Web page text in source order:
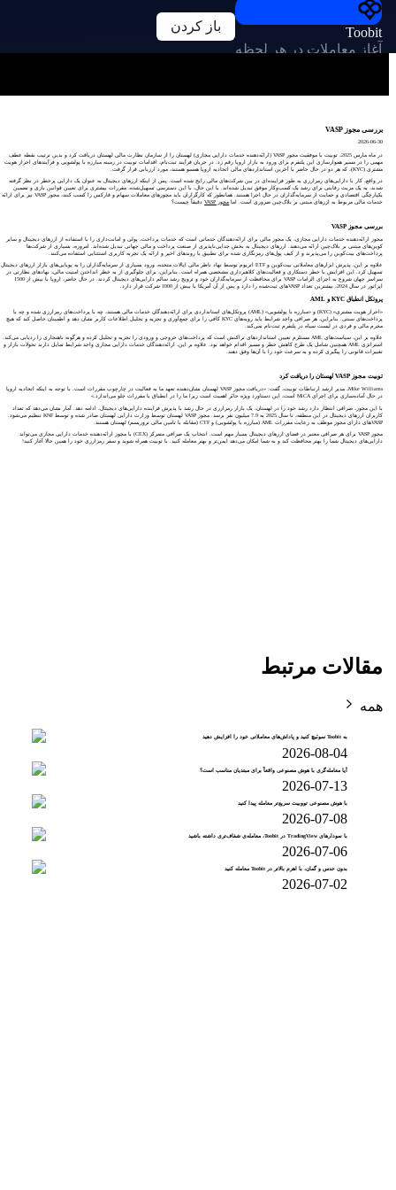
Toobit
آغاز معاملات در هر لحظه
باز کردن
بررسی مجوز VASP
2026-06-30
در ماه مارس 2025، توبیت با موفقیت مجوز VASP (ارائه‌دهنده خدمات دارایی مجازی) لهستان را از سازمان نظارت مالی لهستان دریافت کرد و بدین ترتیب نقطه عطف
مهمی را در مسیر هموارسازی این پلتفرم برای ورود به بازار اروپا رقم زد. در جریان فرآیند ثبت‌نام، اقدامات توبیت در زمینه مبارزه با پولشویی و فرآیندهای احراز هویت
مشتری (KYC)، که هر دو در حال حاضر با آخرین استانداردهای مالی اتحادیه اروپا همسو هستند، مورد ارزیابی قرار گرفت.
در واقع، کار با دارایی‌های رمزارزی به طور فزاینده‌ای در بین شرکت‌های مالی رایج شده است. پس از اینکه ارزهای دیجیتال به عنوان یک دارایی پرخطر در نظر گرفته
شدند، به یک مزیت رقابتی برای رشد یک کسب‌وکار موفق تبدیل شده‌اند. با این حال، با این دسترسی تسهیل‌شده، مقررات بیشتری برای تعیین قوانین بازی و تضمین
یکپارچگی اقتصادی و حمایت از سرمایه‌گذاران در حال اجرا هستند. همانطور که کارگزاران باید مجوزهای معاملات سهام و فارکس را کسب کنند، مجوز VASP نیز برای ارائه
خدمات مالی مربوط به ارزهای مبتنی بر بلاک‌چین ضروری است. اما مجوز VASP دقیقاً چیست؟
بررسی مجوز VASP
مجوز ارائه‌دهنده خدمات دارایی مجازی، یک مجوز مالی برای ارائه‌دهندگان خدماتی است که خدمات پرداخت، پولی و امانت‌داری را با استفاده از ارزهای دیجیتال و سایر
کوین‌های مبتنی بر بلاک‌چین ارائه می‌دهند. ارزهای دیجیتال به بخش جدایی‌ناپذیری از صنعت پرداخت و مالی جهانی تبدیل شده‌اند. امروزه، بسیاری از شرکت‌ها
پرداخت‌های بیت‌کوین را می‌پذیرند و از کیف پول‌های رمزنگاری شده برای تطبیق با روندهای اخیر و ارائه یک تجربه کاربری استثنایی استفاده می‌کنند.
علاوه بر این، پذیرش ابزارهای معاملاتی بیت‌کوین و ETF اتریوم توسط نهاد ناظر مالی ایالات متحده، ورود بسیاری از سرمایه‌گذاران را به پویایی‌های بازار ارزهای دیجیتال
تسهیل کرد. این افزایش با خطر دستکاری و فعالیت‌های کلاهبرداری مشخصی همراه است. بنابراین، برای جلوگیری از به خطر انداختن امنیت مالی، نهادهای نظارتی در
سراسر جهان شروع به اجرای الزامات VASP برای محافظت از سرمایه‌گذاران خود و ترویج رشد سالم دارایی‌های دیجیتال کردند. در حال حاضر، اروپا با بیش از 1500
اپراتور در سال 2024، بیشترین تعداد VASP‌های ثبت‌شده را دارد و پس از آن آمریکا با بیش از 1000 شرکت قرار دارد.
پروتکل انطباق KYC و AML
«احراز هویت مشتری» (KYC) و «مبارزه با پولشویی» (AML) پروتکل‌های استانداردی برای ارائه‌دهندگان خدمات مالی هستند، چه با پرداخت‌های رمزارزی شده و چه با
پرداخت‌های سنتی. بنابراین، هر صرافی واجد شرایط باید رویه‌های KYC کافی را برای جمع‌آوری و تجزیه و تحلیل اطلاعات کاربر نشان دهد و اطمینان حاصل کند که هیچ
مجرم مالی و فردی در لیست سیاه در پلتفرم ثبت‌نام نمی‌کند.
علاوه بر این، سیاست‌های AML مستلزم تعیین استانداردهای تراکنش است که پرداخت‌های خروجی و ورودی را تجزیه و تحلیل کرده و هرگونه ناهنجاری را ردیابی می‌کند.
استراتژی AML همچنین شامل یک طرح کاهش خطر و مسیر اقدام خواهد بود. علاوه بر این، ارائه‌دهندگان خدمات دارایی مجازی واجد شرایط تمایل دارند تحولات بازار و
تغییرات قانونی را پیگیری کرده و به سرعت خود را با آن‌ها وفق دهند.
توبیت مجوز VASP لهستان را دریافت کرد
Mike Williams، مدیر ارشد ارتباطات توبیت، گفت: «دریافت مجوز VASP لهستان نشان‌دهنده تعهد ما به فعالیت در چارچوب مقررات است. با توجه به اینکه اتحادیه اروپا
در حال آماده‌سازی برای اجرای MiCA است، این دستاورد ویژه حائز اهمیت است زیرا ما را در انطباق با مقررات جلو می‌اندازد.»
با این مجوز، صرافی انتظار دارد رشد خود را در لهستان، یک بازار رمزارزی در حال رشد با پذیرش فزاینده دارایی‌های دیجیتال، ادامه دهد. آمار نشان می‌دهد که تعداد
کاربران ارزهای دیجیتال در این منطقه، تا سال 2025 به 7.9 میلیون نفر برسد. مجوز VASP لهستان توسط وزارت دارایی لهستان صادر شده و توسط KNF تنظیم می‌شود.
VASP‌های دارای مجوز موظف به رعایت مقررات AML (مبارزه با پولشویی) و CTF (مقابله با تامین مالی تروریسم) لهستان هستند.
مجوز VASP برای هر صرافی معتبر در فضای ارزهای دیجیتال بسیار مهم است. انتخاب یک صرافی متمرکز (CEX) با مجوز ارائه‌دهنده خدمات دارایی مجازی می‌تواند
دارایی‌های دیجیتال شما را بهتر محافظت کند و به شما امکان می‌دهد ایمن‌تر و بهتر معامله کنید. با توبیت همراه شوید و سفر رمزارزی خود را همین حالا آغاز کنید!
مقالات مرتبط
همه
به Toobit سوئیچ کنید و پاداش‌های معاملاتی خود را افزایش دهید
2026-08-04
آیا معامله‌گری با هوش مصنوعی واقعاً برای مبتدیان مناسب است؟
2026-07-13
با هوش مصنوعی تووبیت سریع‌تر معامله پیدا کنید
2026-07-08
با نمودارهای TradingView در Toobit، معامله‌ی شفاف‌تری داشته باشید
2026-07-06
بدون حدس و گمان، با اهرم بالاتر در Toobit معامله کنید
2026-07-02